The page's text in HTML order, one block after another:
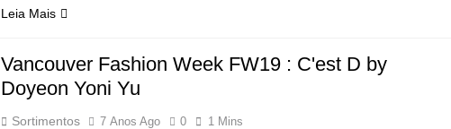
Leia Mais
Vancouver Fashion Week FW19 : C'est D by
Doyeon Yoni Yu
Sortimentos 7 Anos Ago 0 1 Mins